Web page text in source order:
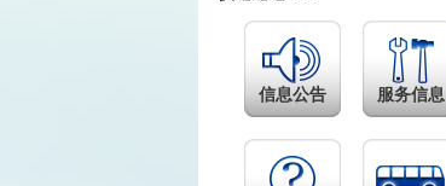
信息公告 服务信息